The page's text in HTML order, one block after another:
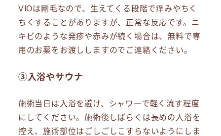
VIOは剛毛なので、生えてくる段階で痒みやちく
ちくすることがありますが、正常な反応です。ニ
キビのような発疹や赤みが続く場合は、無料で専
用のお薬をお渡ししますのでご連絡ください。
③入浴やサウナ
施術当日は入浴を避け、シャワーで軽く流す程度
にしてください。施術後しばらくは長めの入浴を
控え、施術部位はごしごしこすらないようにしま